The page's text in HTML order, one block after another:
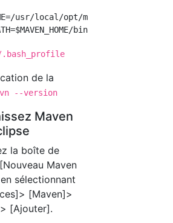
usr/local/opt/maven@3.5
.bash_profile
de la
--version
Maven
la boîte de
Maven
sélectionnant
[Maven]>
[Ajouter].